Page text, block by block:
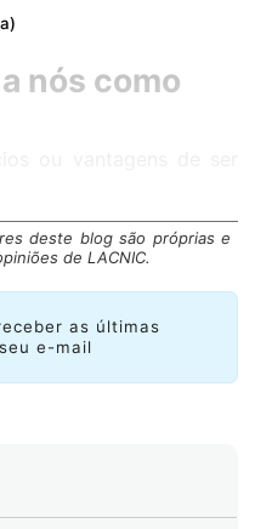
nós como
deste blog são próprias e
de LACNIC.
as últimas
e-mail